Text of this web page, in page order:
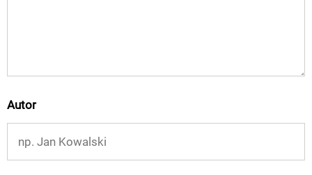
Autor